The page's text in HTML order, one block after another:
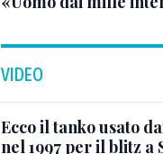
VIDEO
Ecco il tanko usato
nel 1997 per il blitz a